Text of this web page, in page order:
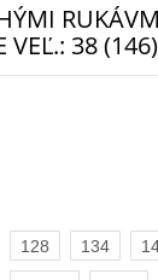
VEĽ.: 38 (146)
128 134